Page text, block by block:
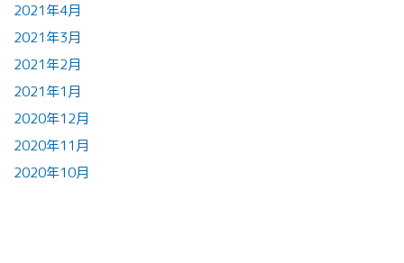
2021年4月
2021年3月
2021年2月
2021年1月
2020年12月
2020年11月
2020年10月